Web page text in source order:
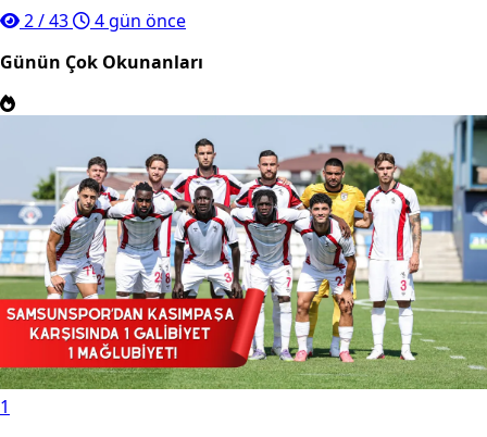
2/43
4 gün önce
Günün Çok Okunanları
1